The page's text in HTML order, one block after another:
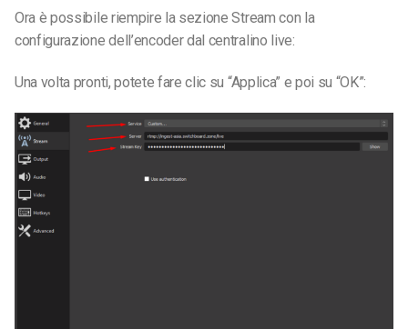
Ora è possibile riempire la sezione Stream con la
configurazione dell’encoder dal centralino live:
Una volta pronti, potete fare clic su “Applica” e poi su “OK”: